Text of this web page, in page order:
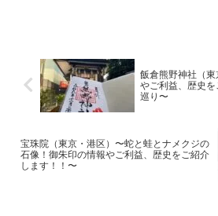
飯倉熊野神社（
やご利益、歴史
巡り〜
宝珠院（東京・港区）〜蛇と蛙とナメクジの
石像！御朱印の情報やご利益、歴史をご紹介
します！！〜